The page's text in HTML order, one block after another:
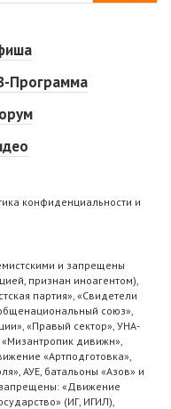
Программа
конфиденциальности и
и запрещены
признан иноагентом),
партия», «Свидетели
союз»,
«Правый сектор», УНА-
дивижн»,
«Артподготовка»,
АУЕ, батальоны «Азов» и
«Движение
(ИГ, ИГИЛ),